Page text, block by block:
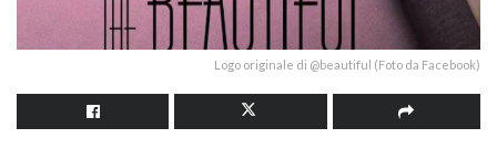
Logo originale di @beautiful (Foto da Facebook)